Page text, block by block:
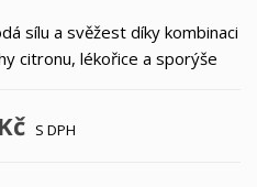
sílu a svěžest díky kombinaci
citronu, lékořice a sporýše
S DPH